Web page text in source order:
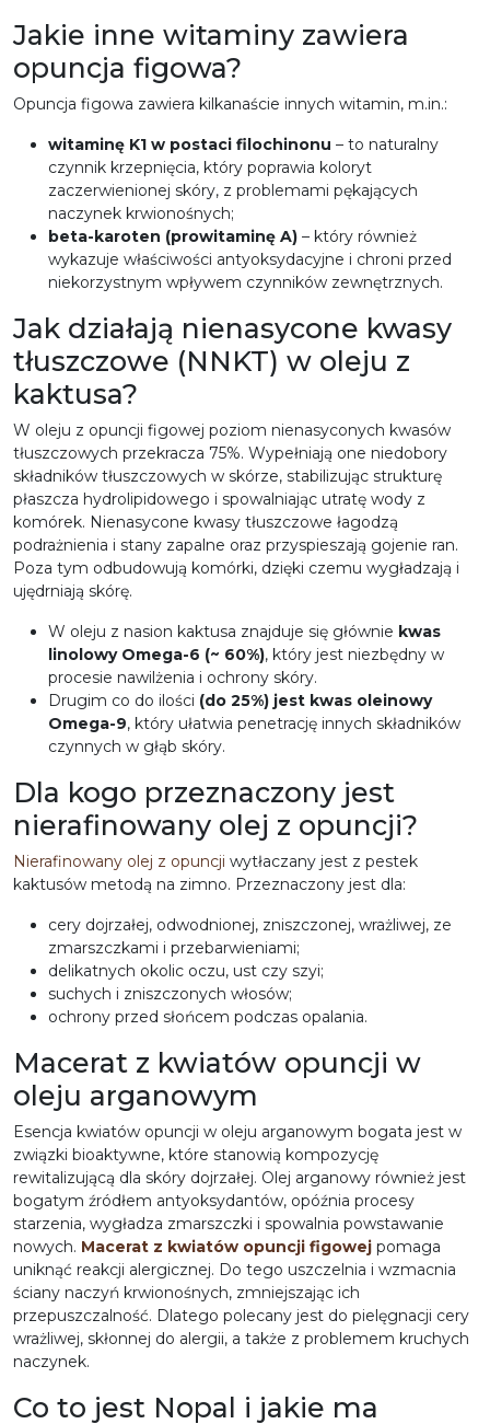
Jakie inne witaminy zawiera
opuncja figowa?
Opuncja figowa zawiera kilkanaście innych witamin, m.in.:
witaminę K1 w postaci filochinonu – to naturalny
czynnik krzepnięcia, który poprawia koloryt
zaczerwienionej skóry, z problemami pękających
naczynek krwionośnych;
beta-karoten (prowitaminę A) – który również
wykazuje właściwości antyoksydacyjne i chroni przed
niekorzystnym wpływem czynników zewnętrznych.
Jak działają nienasycone kwasy
tłuszczowe (NNKT) w oleju z
kaktusa?
W oleju z opuncji figowej poziom nienasyconych kwasów
tłuszczowych przekracza 75%. Wypełniają one niedobory
składników tłuszczowych w skórze, stabilizując strukturę
płaszcza hydrolipidowego i spowalniając utratę wody z
komórek. Nienasycone kwasy tłuszczowe łagodzą
podrażnienia i stany zapalne oraz przyspieszają gojenie ran.
Poza tym odbudowują komórki, dzięki czemu wygładzają i
ujędrniają skórę.
W oleju z nasion kaktusa znajduje się głównie kwas
linolowy Omega-6 (~ 60%), który jest niezbędny w
procesie nawilżenia i ochrony skóry.
Drugim co do ilości (do 25%) jest kwas oleinowy
Omega-9, który ułatwia penetrację innych składników
czynnych w głąb skóry.
Dla kogo przeznaczony jest
nierafinowany olej z opuncji?
Nierafinowany olej z opuncji wytłaczany jest z pestek
kaktusów metodą na zimno. Przeznaczony jest dla:
cery dojrzałej, odwodnionej, zniszczonej, wrażliwej, ze
zmarszczkami i przebarwieniami;
delikatnych okolic oczu, ust czy szyi;
suchych i zniszczonych włosów;
ochrony przed słońcem podczas opalania.
Macerat z kwiatów opuncji w
oleju arganowym
Esencja kwiatów opuncji w oleju arganowym bogata jest w
związki bioaktywne, które stanowią kompozycję
rewitalizującą dla skóry dojrzałej. Olej arganowy również jest
bogatym źródłem antyoksydantów, opóźnia procesy
starzenia, wygładza zmarszczki i spowalnia powstawanie
nowych. Macerat z kwiatów opuncji figowej pomaga
uniknąć reakcji alergicznej. Do tego uszczelnia i wzmacnia
ściany naczyń krwionośnych, zmniejszając ich
przepuszczalność. Dlatego polecany jest do pielęgnacji cery
wrażliwej, skłonnej do alergii, a także z problemem kruchych
naczynek.
Co to jest Nopal i jakie ma